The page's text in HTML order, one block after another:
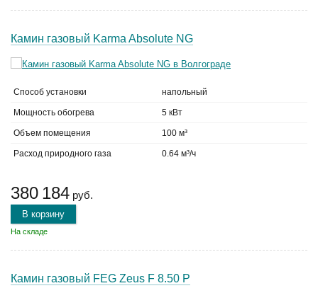
Камин газовый Karma Absolute NG
Способ установки напольный
Мощность обогрева 5 кВт
Объем помещения 100 м³
Расход природного газа 0.64 м³/ч
380 184 руб.
В корзину
На складе
Камин газовый FEG Zeus F 8.50 P